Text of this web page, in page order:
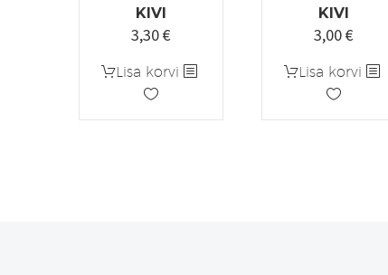
KIVI
Algne
oli:
3,90 €.
3,30€
on:
Lisa korvi
KIVI
Algne
oli:
3,50 €.
3,00€
on:
Lisa korvi